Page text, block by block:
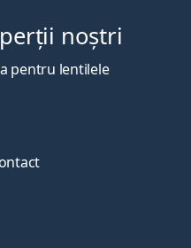
noștri
pentru lentilele